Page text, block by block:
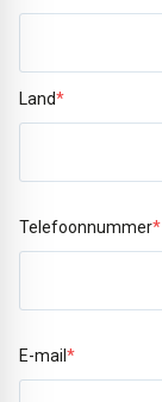
Land*
Telefoonnummer*
E-mail *